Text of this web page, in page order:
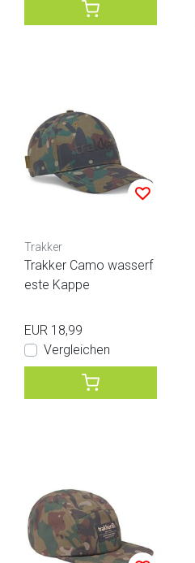
Trakker
Trakker Camo wasserf
este Kappe
EUR 18,99
Vergleichen